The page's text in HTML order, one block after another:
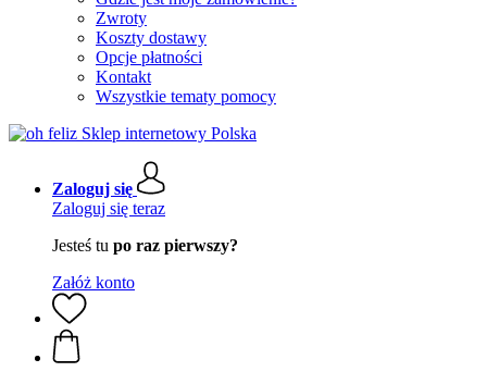
Zwroty
Koszty dostawy
Opcje płatności
Kontakt
Wszystkie tematy pomocy
Zaloguj się
Zaloguj się teraz
Jesteś tu po raz pierwszy?
Załóż konto